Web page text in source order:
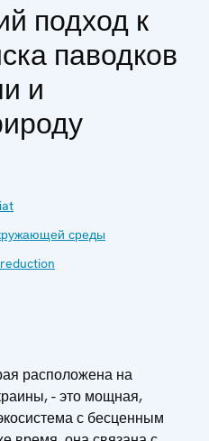
подход к
паводков
и
среды
расположена на
- это мощная,
с бесценным